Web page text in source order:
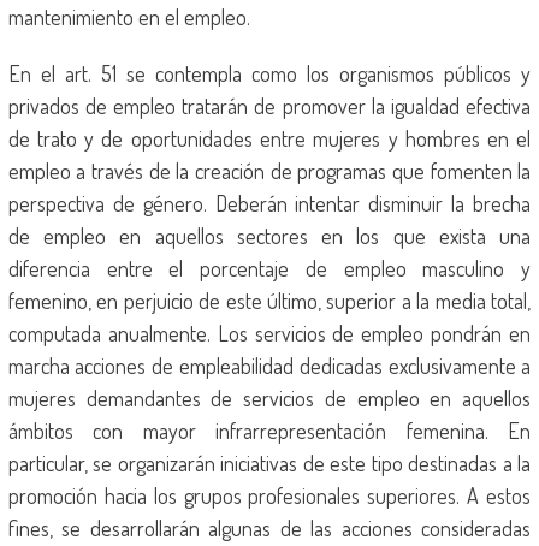
mantenimiento en el empleo.
En el art. 51 se contempla como los organismos públicos y
privados de empleo tratarán de promover la igualdad efectiva
de trato y de oportunidades entre mujeres y hombres en el
empleo a través de la creación de programas que fomenten la
perspectiva de género. Deberán intentar disminuir la brecha
de empleo en aquellos sectores en los que exista una
diferencia entre el porcentaje de empleo masculino y
femenino, en perjuicio de este último, superior a la media total,
computada anualmente. Los servicios de empleo pondrán en
marcha acciones de empleabilidad dedicadas exclusivamente a
mujeres demandantes de servicios de empleo en aquellos
ámbitos con mayor infrarrepresentación femenina. En
particular, se organizarán iniciativas de este tipo destinadas a la
promoción hacia los grupos profesionales superiores. A estos
fines, se desarrollarán algunas de las acciones consideradas